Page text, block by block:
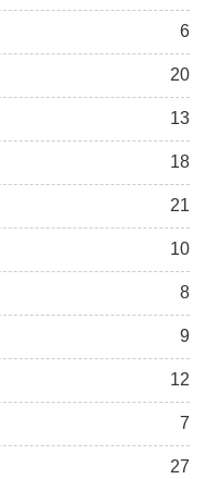
6
20
13
18
21
10
8
9
12
7
27